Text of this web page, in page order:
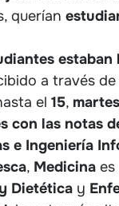
querían
a través de
el 15, martes
con las notas
e Ingeniería
, Medicina es
Dietética y